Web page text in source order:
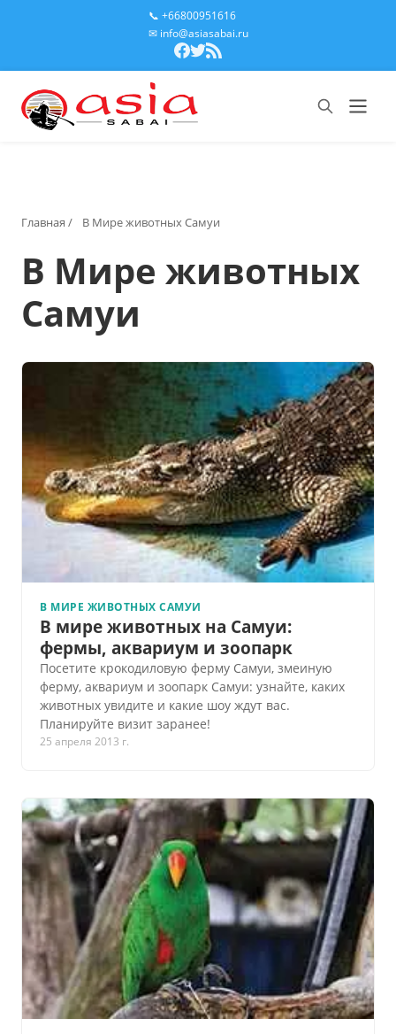
📞 +66800951616
✉ info@asiasabai.ru
Главная / В Мире животных Самуи
В Мире животных
Самуи
В МИРЕ ЖИВОТНЫХ САМУИ
В мире животных на Самуи:
фермы, аквариум и зоопарк
Посетите крокодиловую ферму Самуи, змеиную
ферму, аквариум и зоопарк Самуи: узнайте, каких
животных увидите и какие шоу ждут вас.
Планируйте визит заранее!
25 апреля 2013 г.